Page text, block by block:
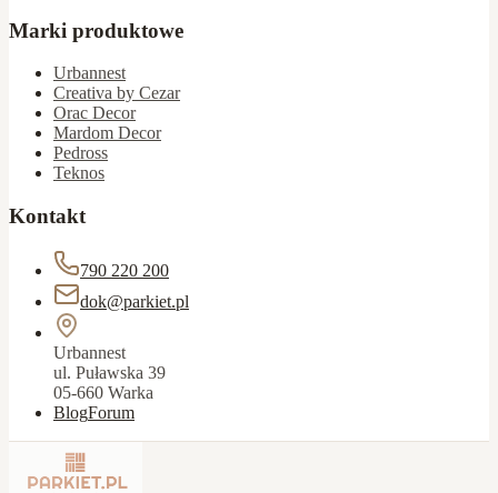
Marki produktowe
Urbannest
Creativa by Cezar
Orac Decor
Mardom Decor
Pedross
Teknos
Kontakt
790 220 200
dok@parkiet.pl
Urbannest
ul. Puławska 39
05-660 Warka
BlogForum